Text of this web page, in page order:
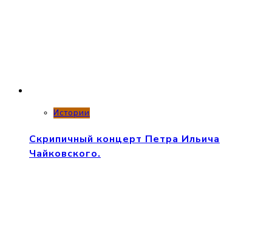
Истории
Скрипичный концерт Петра Ильича
Чайковского.